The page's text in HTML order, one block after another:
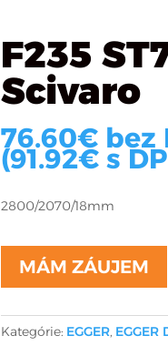
F235
Scivaro
76.60€ bez
(91.92€s
2800/2070/18mm
MÁM ZÁUJEM
Kategórie: EGGER, EGGER